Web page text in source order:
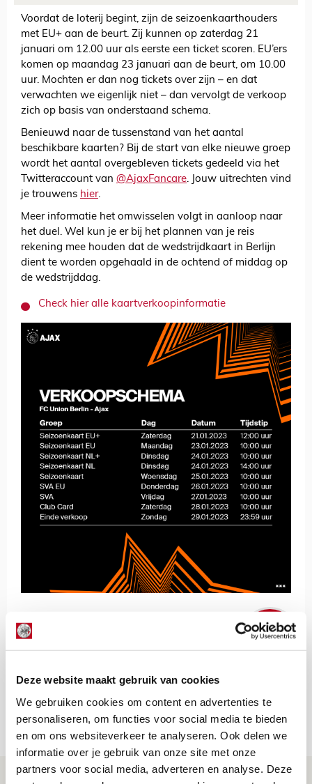
Deze website maakt gebruik van cookies
We gebruiken cookies om content en advertenties te
personaliseren, om functies voor social media te bieden
en om ons websiteverkeer te analyseren. Ook delen we
informatie over je gebruik van onze site met onze
partners voor social media, adverteren en analyse. Deze
Voordat de loterij begint, zijn de seizoenkaarthouders
met EU+ aan de beurt. Zij kunnen op zaterdag 21
januari om 12.00 uur als eerste een ticket scoren. EU’ers
komen op maandag 23 januari aan de beurt, om 10.00
uur. Mochten er dan nog tickets over zijn – en dat
verwachten we eigenlijk niet – dan vervolgt de verkoop
zich op basis van onderstaand schema.
Benieuwd naar de tussenstand van het aantal
beschikbare kaarten? Bij de start van elke nieuwe groep
wordt het aantal overgebleven tickets gedeeld via het
Twitteraccount van @AjaxFancare. Jouw uitrechten vind
je trouwens hier.
Meer informatie het omwisselen volgt in aanloop naar
het duel. Wel kun je er bij het plannen van je reis
rekening mee houden dat de wedstrijdkaart in Berlijn
dient te worden opgehaald in de ochtend of middag op
de wedstrijddag.
Check hier alle kaartverkoopinformatie
Net binnen //
Drie dingen die je moet weten over PEC